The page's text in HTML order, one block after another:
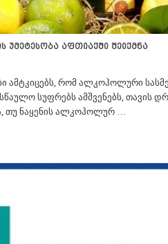
აფთიაქში შეიქმნა
ამტკიცებს, რომ ალკოჰოლური
სუფრებს ამშვენებს, თავის
თუ ნაყენის ალკოჰოლურ …